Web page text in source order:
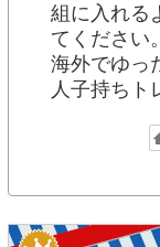
組に入れる
てください。
海外でゆっ
人子持ちト